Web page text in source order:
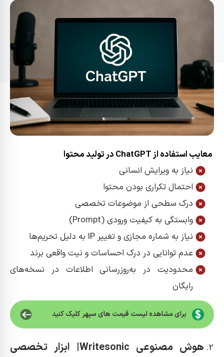
معایب استفاده از ChatGPT در تولید محتوا
نیاز به ویرایش انسانی
احتمال تکراری بودن محتوا
درک سطحی از موضوعات تخصصی
وابستگی به کیفیت ورودی (Prompt)
نیاز به شماره مجازی و تغییر IP به دلیل تحریم‌ها
عدم توانایی در درک احساسات و نیت واقعی برند
محدودیت در به‌روزرسانی اطلاعات در نسخه‌های
رایگان
برای مشاهده لیست قیمت های سپهر کلیک کنید
هوش مصنوعی Writesonic| ابزار تخصصی